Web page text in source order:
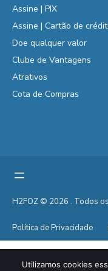
Assine | PIX
Assine | Cartão de
Doe qualquer valor
Clube de Vantagens
Atrativos
Cota de Compras
H2FOZ © 2026 . Todos
Política de Privacidade
Utilizamos cookies